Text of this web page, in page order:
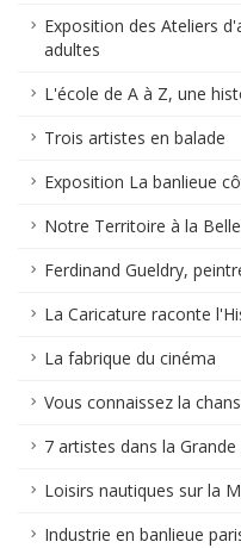
Exposition des Ateliers
adultes
L'école de A à Z, une
Trois artistes en balade
Exposition La banlieue
Notre Territoire à la
Ferdinand Gueldry,
La Caricature raconte
La fabrique du cinéma
Vous connaissez la
7 artistes dans la Grande
Loisirs nautiques sur la
Industrie en banlieue